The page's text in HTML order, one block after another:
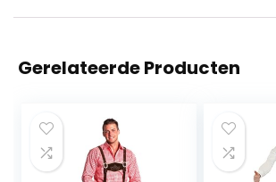
Gerelateerde Producten